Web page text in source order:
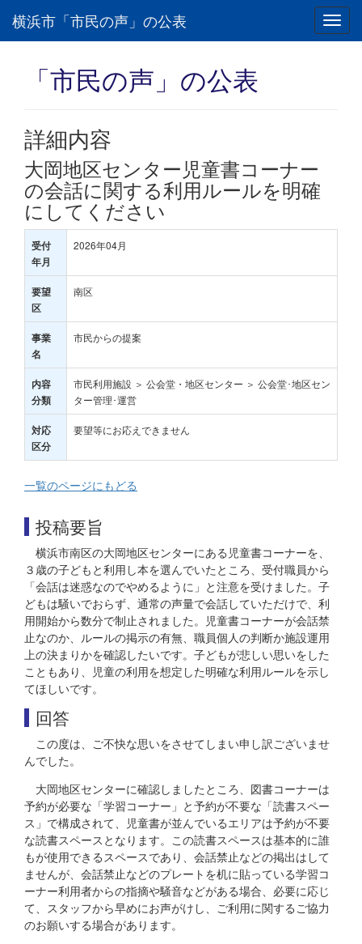
横浜市「市民の声」の公表
「市民の声」の公表
詳細内容
大岡地区センター児童書コーナー
の会話に関する利用ルールを明確
にしてください
受付
年月
2026年04月
要望
区
南区
事業
名
市民からの提案
内容
分類
市民利用施設 ＞ 公会堂・地区センター ＞ 公会堂･地区セン
ター管理･運営
対応
区分
要望等にお応えできません
一覧のページにもどる
投稿要旨
横浜市南区の大岡地区センターにある児童書コーナーを、
３歳の子どもと利用し本を選んでいたところ、受付職員から
「会話は迷惑なのでやめるように」と注意を受けました。子
どもは騒いでおらず、通常の声量で会話していただけで、利
用開始から数分で制止されました。児童書コーナーが会話禁
止なのか、ルールの掲示の有無、職員個人の判断か施設運用
上の決まりかを確認したいです。子どもが悲しい思いをした
こともあり、児童の利用を想定した明確な利用ルールを示し
てほしいです。
回答
この度は、ご不快な思いをさせてしまい申し訳ございませ
んでした。
大岡地区センターに確認しましたところ、図書コーナーは
予約が必要な「学習コーナー」と予約が不要な「読書スペー
ス」で構成されて、児童書が並んでいるエリアは予約が不要
な読書スペースとなります。この読書スペースは基本的に誰
もが使用できるスペースであり、会話禁止などの掲出はして
ませんが、会話禁止などのプレートを机に貼っている学習コ
ーナー利用者からの指摘や騒音などがある場合、必要に応じ
て、スタッフから早めにお声がけし、ご利用に関するご協力
のお願いする場合があります。